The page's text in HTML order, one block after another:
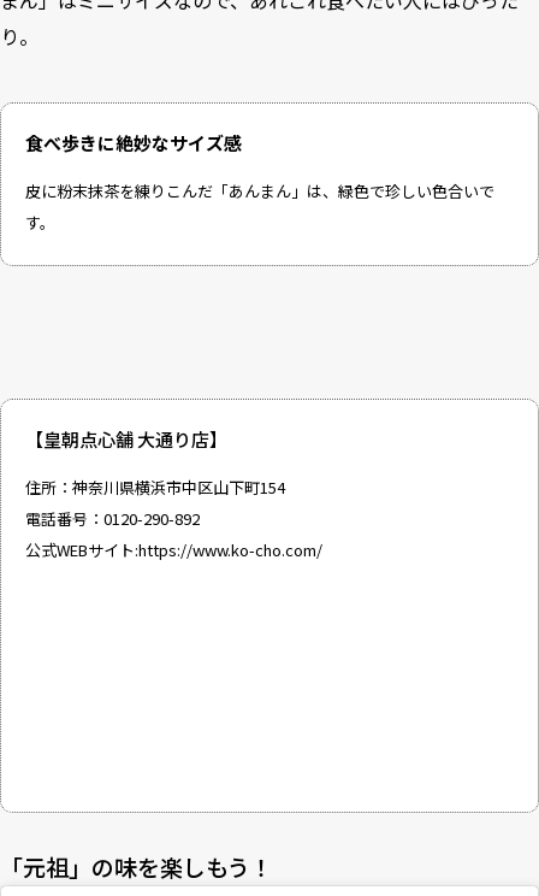
り。
食べ歩きに絶妙なサイズ感
皮に粉末抹茶を練りこんだ「あんまん」は、緑色で珍しい色合いで
す。
【皇朝点心舗 大通り店】
住所：神奈川県横浜市中区山下町154
電話番号：0120-290-892
公式WEBサイト:https://www.ko-cho.com/
「元祖」の味を楽しもう！